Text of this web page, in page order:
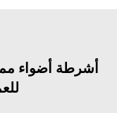
أشرطة أضواء